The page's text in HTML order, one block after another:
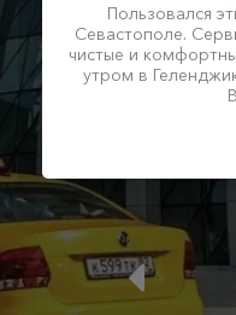
Пользовался
Севастополе.
чистые и
утром в